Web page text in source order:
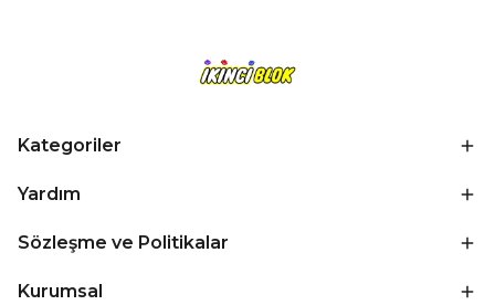
Kategoriler
Yardım
Sözleşme ve Politikalar
Kurumsal